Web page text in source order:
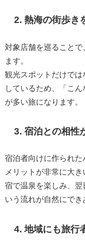
2. 熱海の街歩き
対象店舗を巡ること
ます。
観光スポットだけで
しているため、「こ
が多い旅になります。
3. 宿泊との相性
宿泊者向けに作られ
メリットが非常に大き
宿で温泉を楽しみ、
いう流れが自然にでき
4. 地域にも旅行